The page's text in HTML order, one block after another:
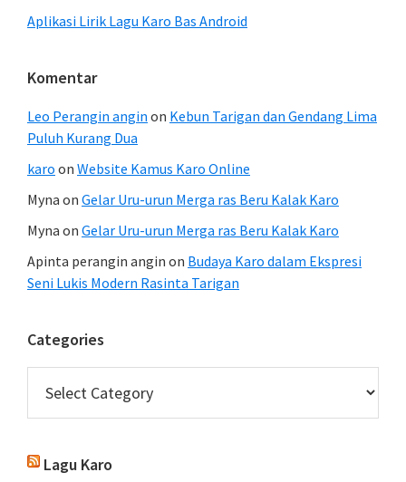
Aplikasi Lirik Lagu Karo Bas Android
Komentar
Leo Perangin angin on Kebun Tarigan dan Gendang Lima
Puluh Kurang Dua
karo on Website Kamus Karo Online
Myna on Gelar Uru-urun Merga ras Beru Kalak Karo
Myna on Gelar Uru-urun Merga ras Beru Kalak Karo
Apinta perangin angin on Budaya Karo dalam Ekspresi
Seni Lukis Modern Rasinta Tarigan
Categories
Lagu Karo